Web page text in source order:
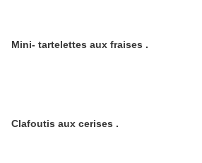
Mini- tartelettes aux fraises .
Clafoutis aux cerises .